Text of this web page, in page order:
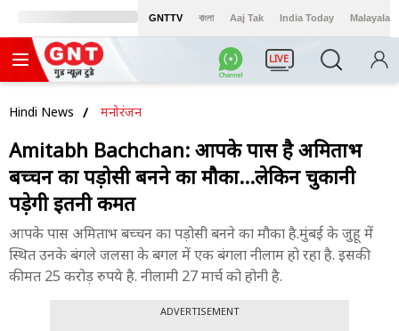
GNTTV বাংলা Aaj Tak India Today Malayalam
LIVE
Hindi News मनोरंजन
Amitabh Bachchan: आपके पास है अमिताभ
बच्चन का पड़ोसी बनने का मौका...लेकिन चुकानी
पड़ेगी इतनी कीमत
आपके पास अमिताभ बच्चन का पड़ोसी बनने का मौका है.मुंबई के जुहू में
स्थित उनके बंगले जलसा के बगल में एक बंगला नीलाम हो रहा है. इसकी
कीमत 25 करोड़ रुपये है. नीलामी 27 मार्च को होनी है.
ADVERTISEMENT